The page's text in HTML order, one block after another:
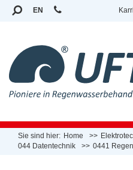
EN
Sie sind hier: Home
044 Datentechnik
0441